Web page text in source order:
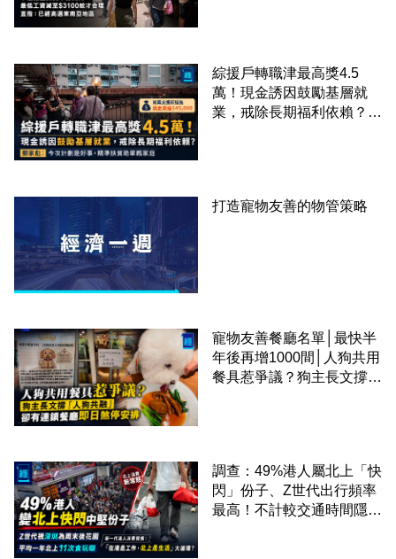
綜援戶轉職津最高獎4.5
萬！現金誘因鼓勵基層就
業，戒除長期福利依賴？鄧
打造寵物友善的物管策略
寵物友善餐廳名單│最快半
年後再增1000間│人狗共用
餐具惹爭議？狗主長文撐
調查：49%港人屬北上「快
閃」份子、Z世代出行頻率
最高！不計較交通時間隱形